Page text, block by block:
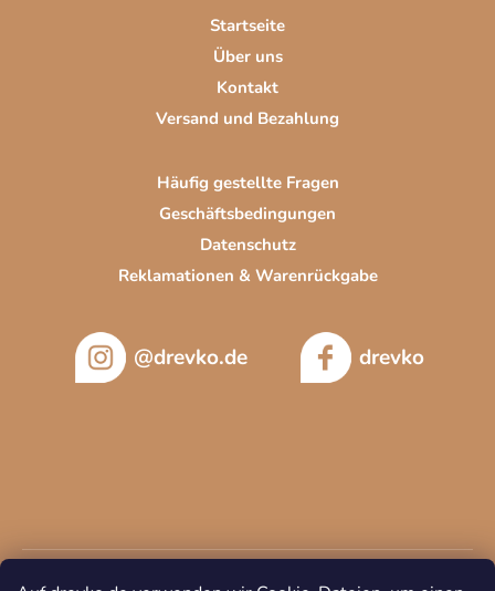
Startseite
Über uns
Kontakt
Versand und Bezahlung
Häufig gestellte Fragen
Geschäftsbedingungen
Datenschutz
Reklamationen & Warenrückgabe
@drevko.de drevko